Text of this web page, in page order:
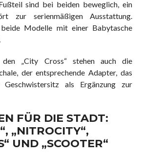
sind bei beiden beweglich, ein
zur serienmäßigen Ausstattung.
beide Modelle mit einer Babytasche
„City Cross“ stehen auch die
der entsprechende Adapter, das
als Ergänzung zur
FÜR DIE STADT:
„NITROCITY“,
UND „SCOOTER“